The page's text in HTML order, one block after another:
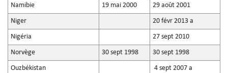
Namibie 19 mai 2000 29 août 2001
Niger 20 févr 2013 a
Nigéria 27 sept 2010
Norvège 30 sept 1998 30 sept 1998
Ouzbékistan 4 sept 2007 a